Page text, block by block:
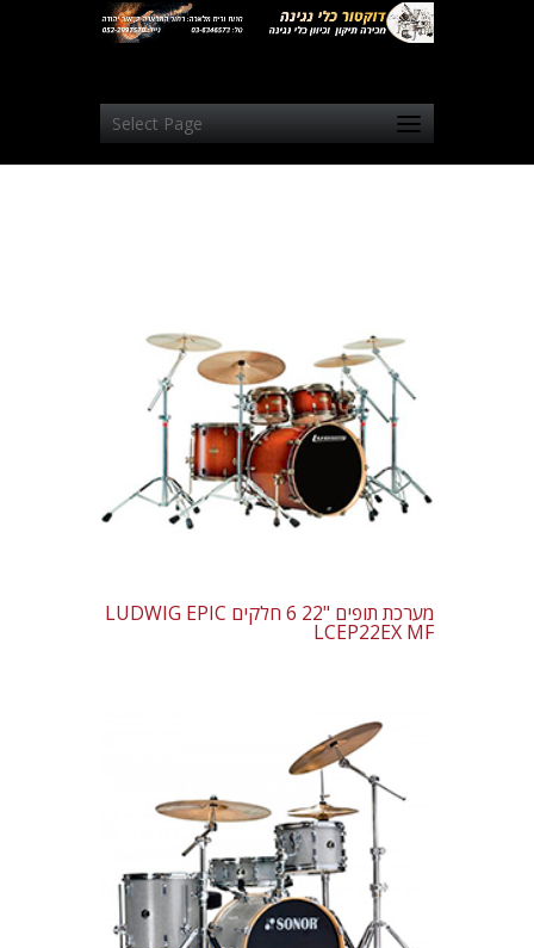
Select Page
מערכת תופים "22 6 חלקים LUDWIG EPIC
LCEP22EX MF